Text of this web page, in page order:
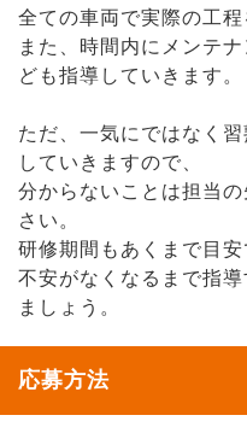
全ての車両で実際の工程
また、時間内にメンテ
ども指導していきます。
ただ、一気にではなく
していきますので、
分からないことは担当
さい。
研修期間もあくまで目安
不安がなくなるまで指
ましょう。
応募方法